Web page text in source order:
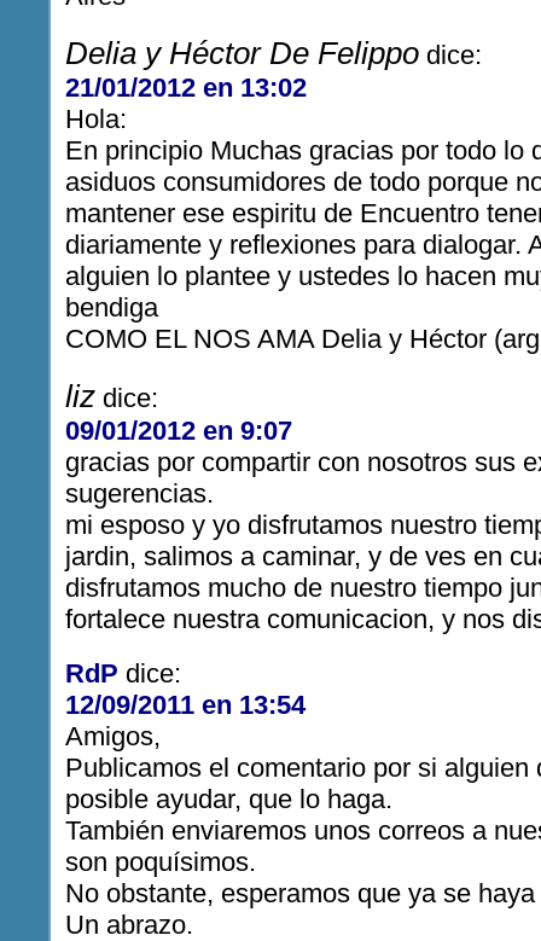
Delia y Héctor De Felippo dice:
21/01/2012 en 13:02
Hola:
En principio Muchas gracias por todo lo
asiduos consumidores de todo porque
mantener ese espiritu de Encuentro
diariamente y reflexiones para dialogar.
alguien lo plantee y ustedes lo hacen
bendiga
COMO EL NOS AMA Delia y Héctor
liz dice:
09/01/2012 en 9:07
gracias por compartir con nosotros sus
sugerencias.
mi esposo y yo disfrutamos nuestro
jardin, salimos a caminar, y de ves en
disfrutamos mucho de nuestro tiempo
fortalece nuestra comunicacion, y nos
RdP dice:
12/09/2011 en 13:54
Amigos,
Publicamos el comentario por si
posible ayudar, que lo haga.
También enviaremos unos correos a
son poquísimos.
No obstante, esperamos que ya se
Un abrazo.